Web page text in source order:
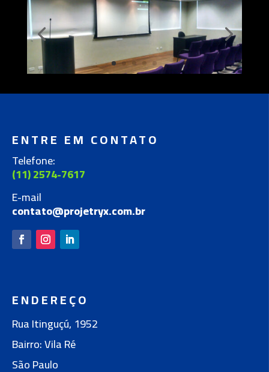
ENTRE EM CONTATO
Telefone:
(11) 2574-7617
E-mail
contato@projetryx.com.br
ENDEREÇO
Rua Itinguçú, 1952
Bairro: Vila Ré
São Paulo